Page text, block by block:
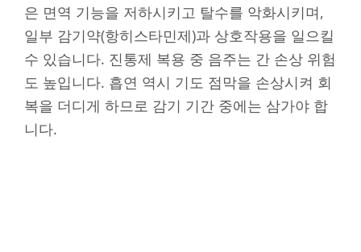
은 면역 기능을 저하시키고 탈수를 악화시키며,
일부 감기약(항히스타민제)과 상호작용을 일으킬
수 있습니다. 진통제 복용 중 음주는 간 손상 위험
도 높입니다. 흡연 역시 기도 점막을 손상시켜 회
복을 더디게 하므로 감기 기간 중에는 삼가야 합
니다.